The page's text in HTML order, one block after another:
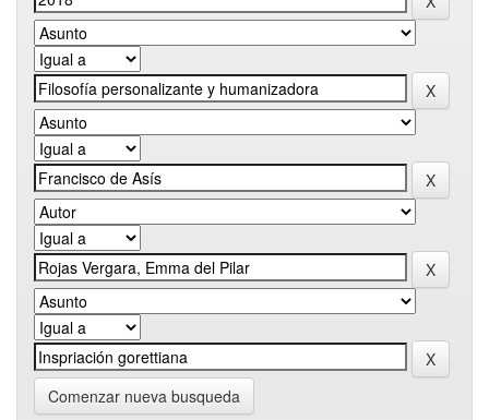
Comenzar nueva busqueda